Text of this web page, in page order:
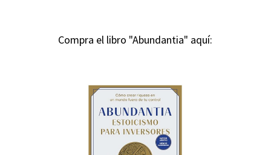
Compra el libro "Abundantia" aquí: